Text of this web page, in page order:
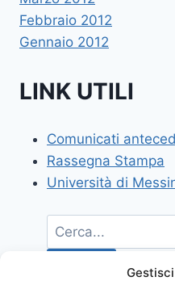
Febbraio 2012
Gennaio 2012
LINK UTILI
Comunicati
Rassegna Stampa
Università di